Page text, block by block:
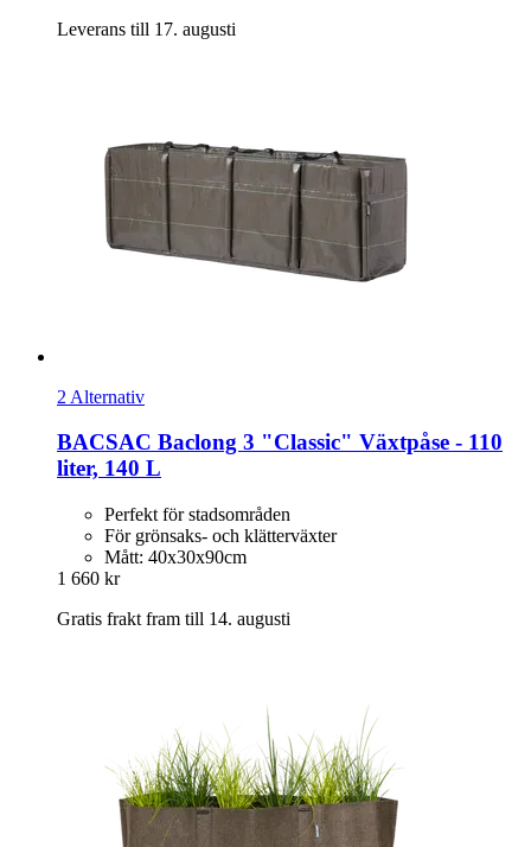
Leverans till 17. augusti
2 Alternativ
BACSAC Baclong 3 "Classic" Växtpåse -​ 110
liter, 140 L
Perfekt för stadsområden
För grönsaks- och klätterväxter
Mått: 40x30x90cm
1 660 kr
Gratis frakt fram till 14. augusti